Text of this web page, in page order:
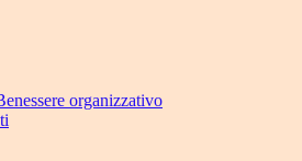
organizzativo